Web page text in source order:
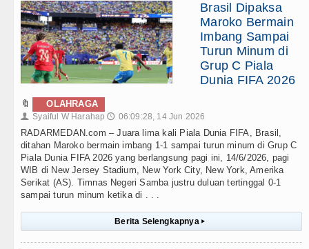
Brasil Dipaksa
Maroko Bermain
Imbang Sampai
Turun Minum di
Grup C Piala
Dunia FIFA 2026
🔖 OLAHRAGA
👤 Syaiful W Harahap 🕔 06:09:28, 14 Jun 2026
RADARMEDAN.com – Juara lima kali Piala Dunia FIFA, Brasil,
ditahan Maroko bermain imbang 1-1 sampai turun minum di Grup C
Piala Dunia FIFA 2026 yang berlangsung pagi ini, 14/6/2026, pagi
WIB di New Jersey Stadium, New York City, New York, Amerika
Serikat (AS). Timnas Negeri Samba justru duluan tertinggal 0-1
sampai turun minum ketika di . . .
Berita Selengkapnya ▸